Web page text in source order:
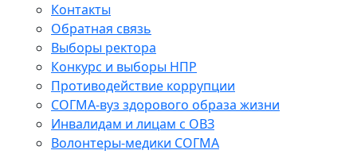
Контакты
Обратная связь
Выборы ректора
Конкурс и выборы НПР
Противодействие коррупции
СОГМА-вуз здорового образа жизни
Инвалидам и лицам с ОВЗ
Волонтеры-медики СОГМА